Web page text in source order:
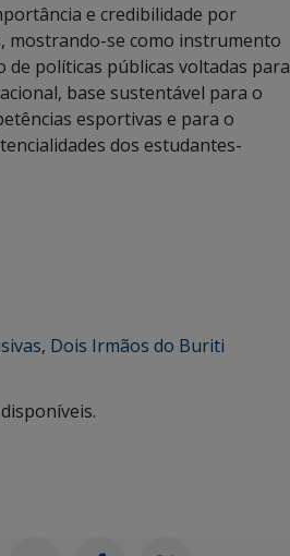
e credibilidade por
mostrando-se como instrumento
de políticas públicas voltadas para
base sustentável para o
esportivas e para o
dos estudantes-
, Dois Irmãos do Buriti